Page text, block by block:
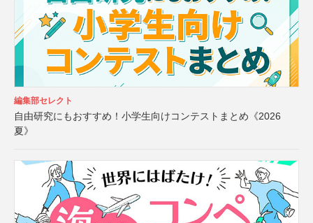
編集部セレクト
自由研究にもおすすめ！小学生向けコンテストまとめ《2026
夏》